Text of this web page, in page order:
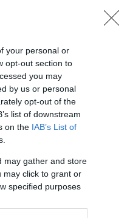
your personal or
opt-out section to
you may
by us or personal
opt-out of the
list of downstream
on the IAB’s List of
may gather and store
may click to grant or
specified purposes
Hírlevél feliratkozás